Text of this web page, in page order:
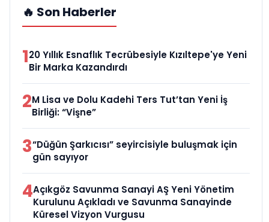
🔥 Son Haberler
120 Yıllık Esnaflık Tecrübesiyle Kızıltepe'ye Yeni
Bir Marka Kazandırdı
2M Lisa ve Dolu Kadehi Ters Tut’tan Yeni İş
Birliği: “Vişne”
3“Düğün Şarkıcısı” seyircisiyle buluşmak için
gün sayıyor
4Açıkgöz Savunma Sanayi AŞ Yeni Yönetim
Kurulunu Açıkladı ve Savunma Sanayinde
Küresel Vizyon Vurgusu